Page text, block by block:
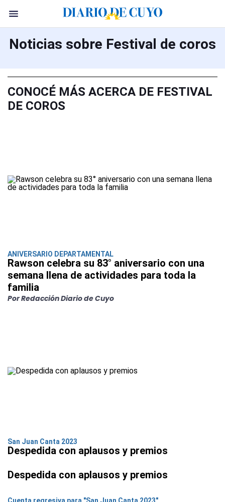
Noticias sobre Festival de coros
CONOCÉ MÁS ACERCA DE FESTIVAL
DE COROS
ANIVERSARIO DEPARTAMENTAL
Rawson celebra su 83° aniversario con una
semana llena de actividades para toda la
familia
Por Redacción Diario de Cuyo
San Juan Canta 2023
Despedida con aplausos y premios
Despedida con aplausos y premios